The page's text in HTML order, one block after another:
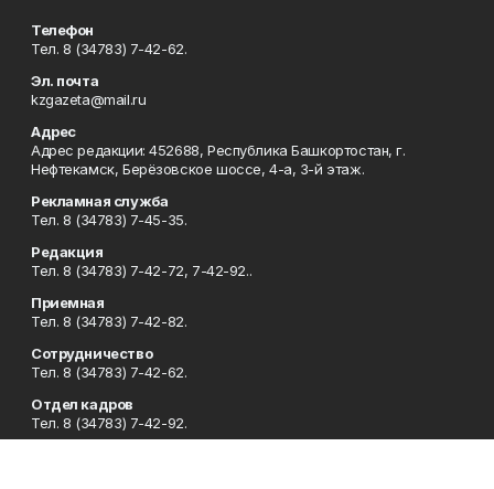
Телефон
Тел. 8 (34783) 7-42-62.
Эл. почта
kzgazeta@mail.ru
Адрес
Адрес редакции: 452688, Республика Башкортостан, г.
Нефтекамск, Берёзовское шоссе, 4-а, 3-й этаж.
Рекламная служба
Тел. 8 (34783) 7-45-35.
Редакция
Тел. 8 (34783) 7-42-72, 7-42-92..
Приемная
Тел. 8 (34783) 7-42-82.
Сотрудничество
Тел. 8 (34783) 7-42-62.
Отдел кадров
Тел. 8 (34783) 7-42-92.